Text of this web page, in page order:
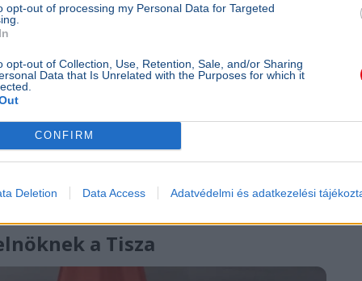
opt-out of processing my Personal Data for Targeted
opt-out of Collection, Use, Retention, Sale, and/or Sharing
Data that Is Unrelated with the Purposes for which it
CONFIRM
Deletion Data Access Adatvédelmi és adatkezelési
a Mészáros Lőrinchez
a Mészáros Lőrinchez köthető Prime Tech
a Tisza